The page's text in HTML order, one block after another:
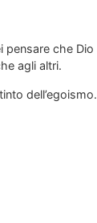
che
agli altri.
dell’egoismo.